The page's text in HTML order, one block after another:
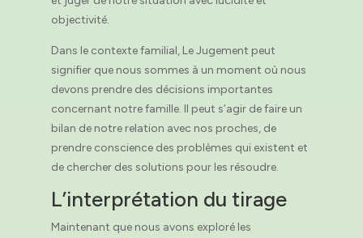
objectivité.
Dans le contexte familial, Le Jugement peut
signifier que nous sommes à un moment où nous
devons prendre des décisions importantes
concernant notre famille. Il peut s’agir de faire un
bilan de notre relation avec nos proches, de
prendre conscience des problèmes qui existent et
de chercher des solutions pour les résoudre.
L’interprétation du tirage
Maintenant que nous avons exploré les